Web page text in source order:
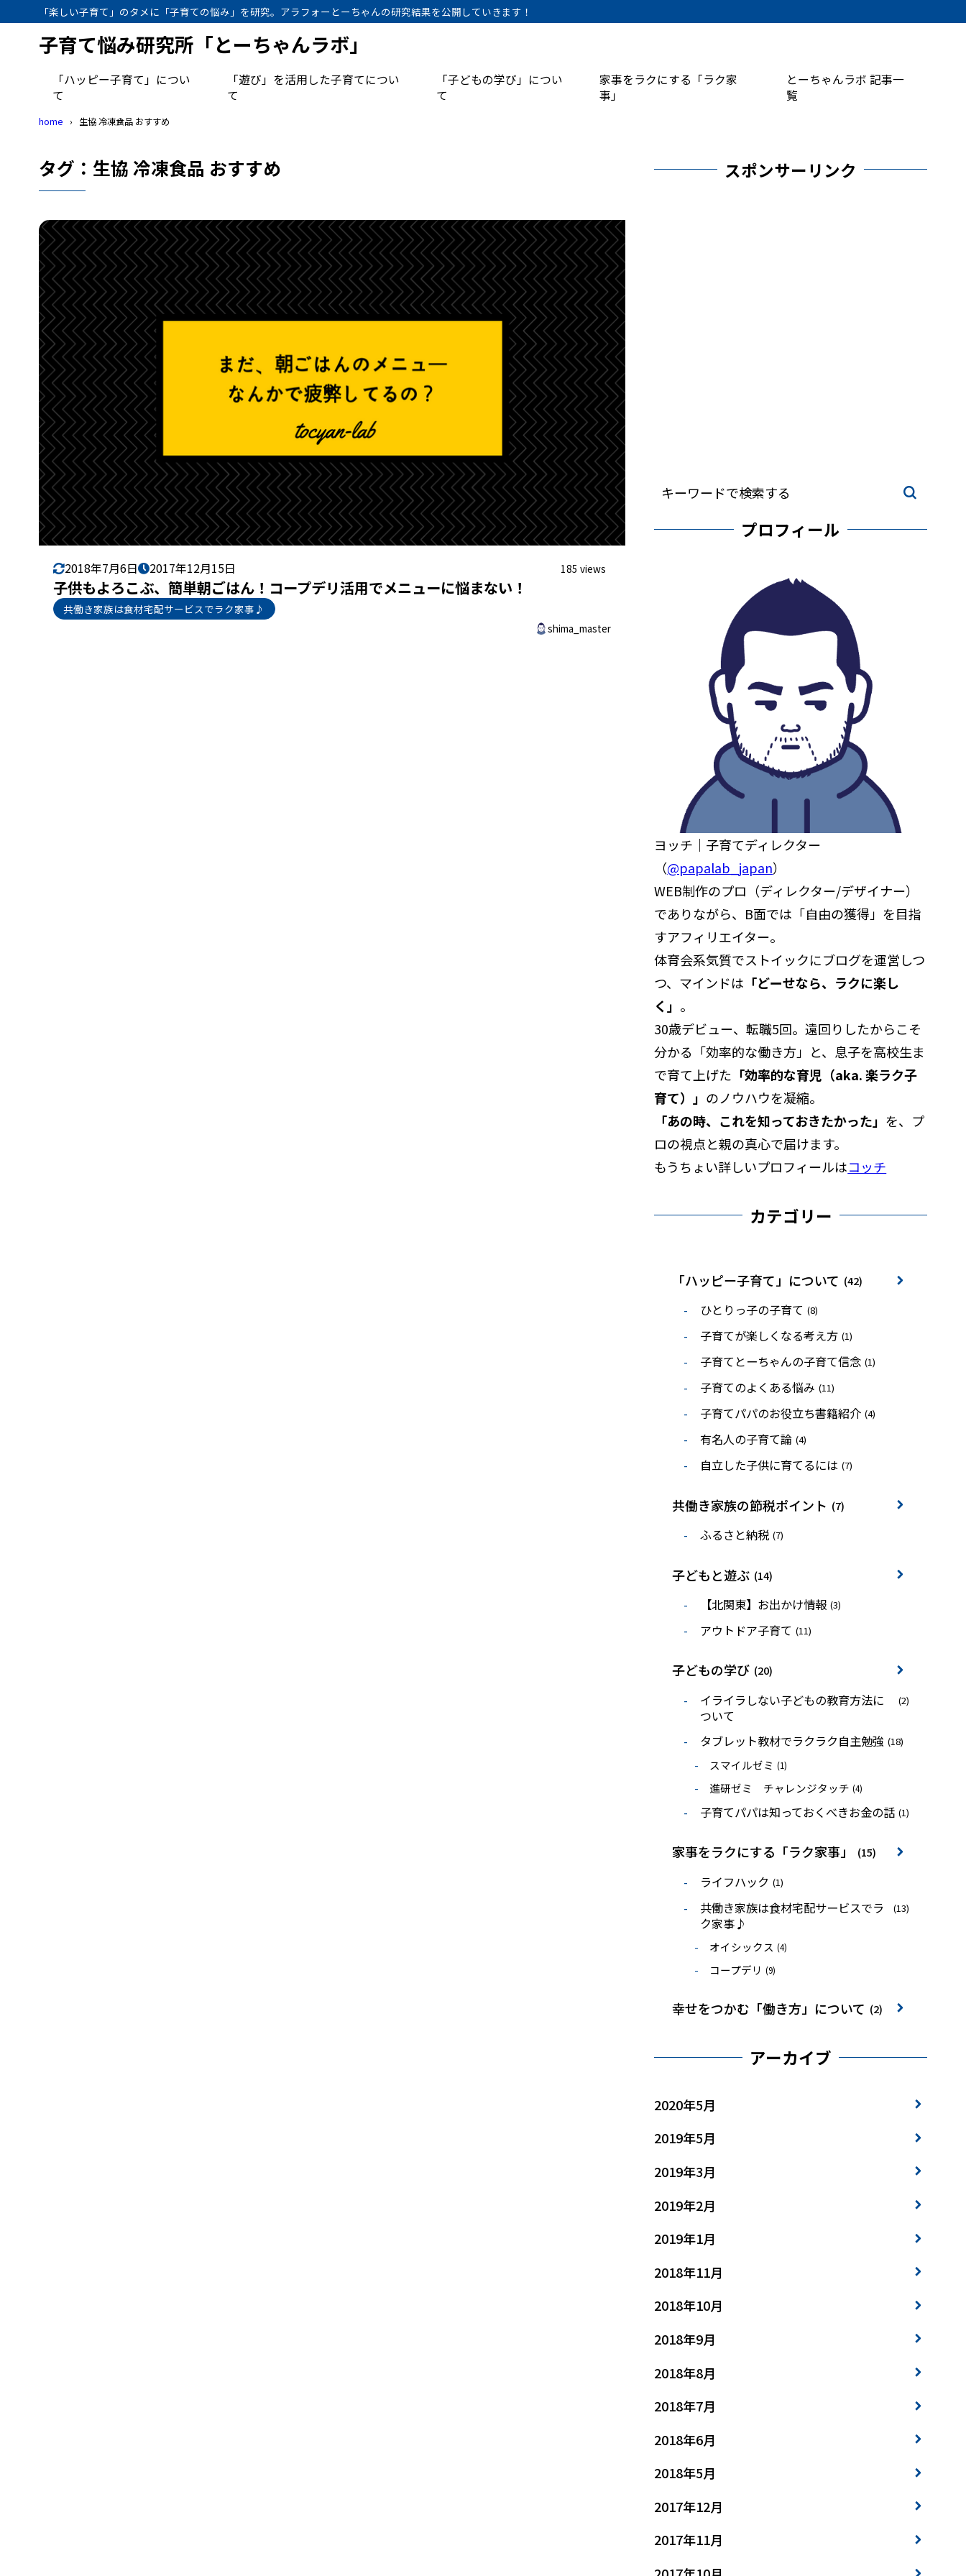
「楽しい子育て」のタメに「子育ての悩み」を研究。アラフォーとーちゃんの研究結果を公開していきます！
子育て悩み研究所「とーちゃんラボ」
「ハッピー子育て」につい
て
「遊び」を活用した子育てについ
て
「子どもの学び」につい
て
家事をラクにする「ラク家
事」
とーちゃんラボ 記事一
覧
home 生協 冷凍食品 おすすめ
タグ：生協 冷凍食品 おすすめ
2018年7月6日 2017年12月15日 185 views
子供もよろこぶ、簡単朝ごはん！コープデリ活用でメニューに悩まない！
共働き家族は食材宅配サービスでラク家事♪
shima_master
スポンサーリンク
プロフィール
ヨッチ｜子育てディレクター
（@papalab_japan）
WEB制作のプロ（ディレクター/デザイナー）
でありながら、B面では「自由の獲得」を目指
すアフィリエイター。
体育会系気質でストイックにブログを運営しつ
つ、マインドは 「どーせなら、ラクに楽し
く」 。
30歳デビュー、転職5回。遠回りしたからこそ
分かる「効率的な働き方」と、息子を高校生ま
で育て上げた 「効率的な育児（aka. 楽ラク子
育て）」 のノウハウを凝縮。
「あの時、これを知っておきたかった」 を、プ
ロの視点と親の真心で届けます。
もうちょい詳しいプロフィールはコッチ
カテゴリー
「ハッピー子育て」について (42)
ひとりっ子の子育て (8)
子育てが楽しくなる考え方 (1)
子育てとーちゃんの子育て信念 (1)
子育てのよくある悩み (11)
子育てパパのお役立ち書籍紹介 (4)
有名人の子育て論 (4)
自立した子供に育てるには (7)
共働き家族の節税ポイント (7)
ふるさと納税 (7)
子どもと遊ぶ (14)
【北関東】お出かけ情報 (3)
アウトドア子育て (11)
子どもの学び (20)
イライラしない子どもの教育方法に
ついて
(2)
タブレット教材でラクラク自主勉強 (18)
スマイルゼミ (1)
進研ゼミ チャレンジタッチ (4)
子育てパパは知っておくべきお金の話 (1)
家事をラクにする「ラク家事」 (15)
ライフハック (1)
共働き家族は食材宅配サービスでラ
ク家事♪
(13)
オイシックス (4)
コープデリ (9)
幸せをつかむ「働き方」について (2)
アーカイブ
2020年5月
2019年5月
2019年3月
2019年2月
2019年1月
2018年11月
2018年10月
2018年9月
2018年8月
2018年7月
2018年6月
2018年5月
2017年12月
2017年11月